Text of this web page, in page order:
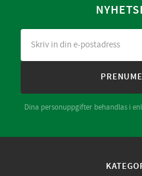
Dina personuppgifter behandlas i